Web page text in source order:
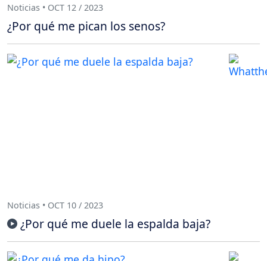
Noticias • OCT 12 / 2023
¿Por qué me pican los senos?
Noticias • OCT 10 / 2023
¿Por qué me duele la espalda baja?